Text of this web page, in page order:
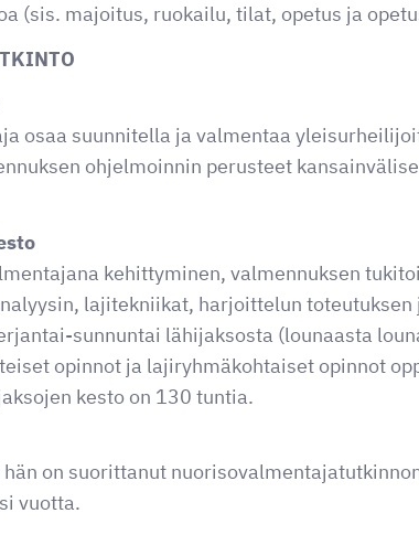
(sis. majoitus, ruokailu, tilat, opetus ja
osaa suunnitella ja valmentaa
ohjelmoinnin perusteet
kehittyminen, valmennuksen
lajitekniikat, harjoittelun toteutuksen
sunnuntai lähijaksosta (lounaasta
opinnot ja lajiryhmäkohtaiset opinnot
kesto on 130 tuntia.
on suorittanut
vuotta.